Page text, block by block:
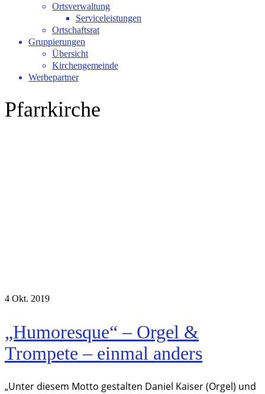
Ortsverwaltung
Serviceleistungen
Ortschaftsrat
Gruppierungen
Übersicht
Kirchengemeinde
Werbepartner
Pfarrkirche
4 Okt. 2019
„Humoresque“ – Orgel &
Trompete – einmal anders
„Unter diesem Motto gestalten Daniel Kaiser (Orgel) und